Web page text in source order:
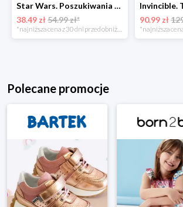
Star Wars. Poszukiwania Mocy. Tom 6 Egmont
38.49 zł54.99 zł*
*najniższa cena z 30 dni przed obniżką
Invincible.
90.99 zł
Polecane promocje